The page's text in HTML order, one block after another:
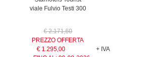
viale Fulvio Testi 300
€ 2.171,60
PREZZO OFFERTA
+ IVA
€ 1.295,00